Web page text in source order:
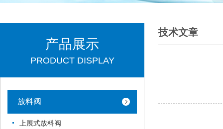
技术文章
产品展示
PRODUCT DISPLAY
放料阀
上展式放料阀